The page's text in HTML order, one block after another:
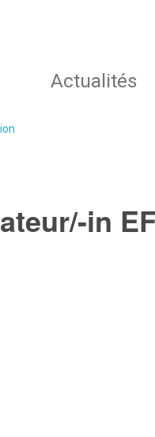
Actualités
in